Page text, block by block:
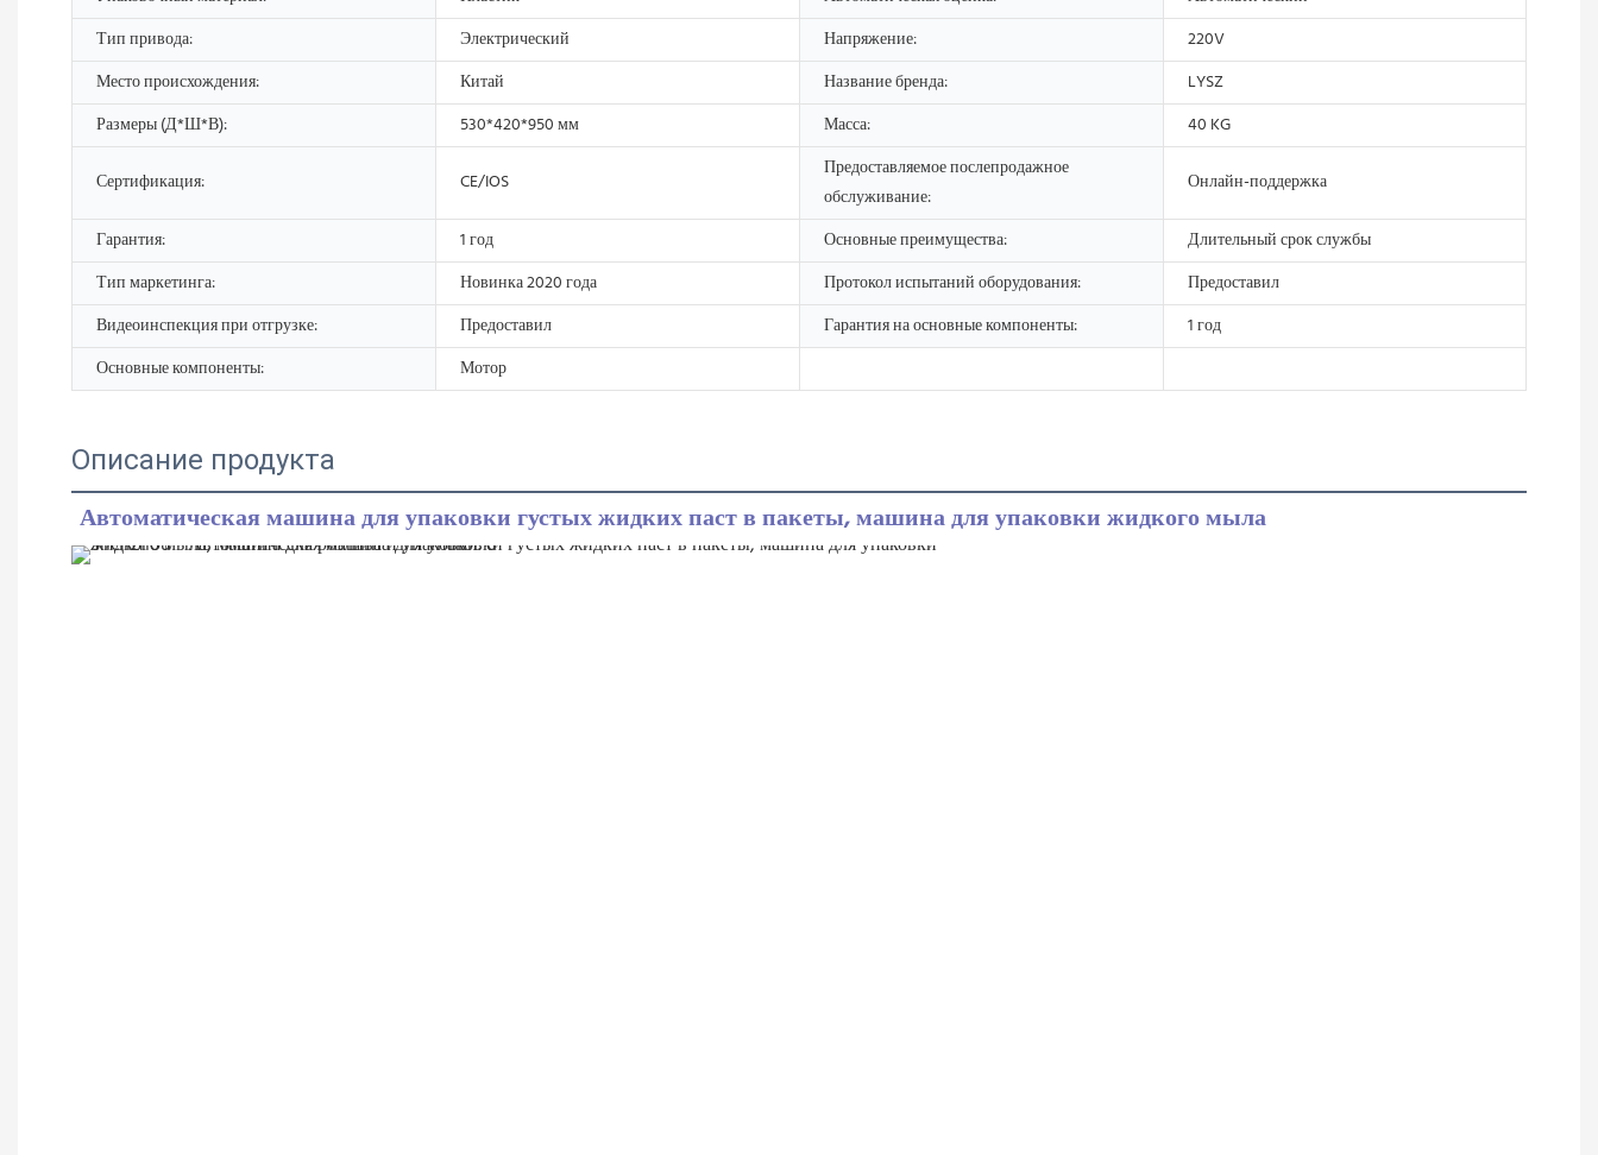
Тип привода:
Электрический Напряжение:
220V
Место происхождения:
Китай Название бренда:
LYSZ
Размеры (Д*Ш*В):
530*420*950 мм Масса: 40 KG
Сертификация: CE/IOS
Предоставляемое послепродажное
обслуживание:
Онлайн-поддержка
Гарантия: 1 год Основные преимущества:
Длительный срок службы
Тип маркетинга:
Новинка 2020 года Протокол испытаний оборудования:
Предоставил
Видеоинспекция при отгрузке:
Предоставил Гарантия на основные компоненты:
1 год
Основные компоненты:
Мотор
Описание продукта
Автоматическая машина для упаковки густых жидких паст в пакеты, машина для упаковки жидкого мыла